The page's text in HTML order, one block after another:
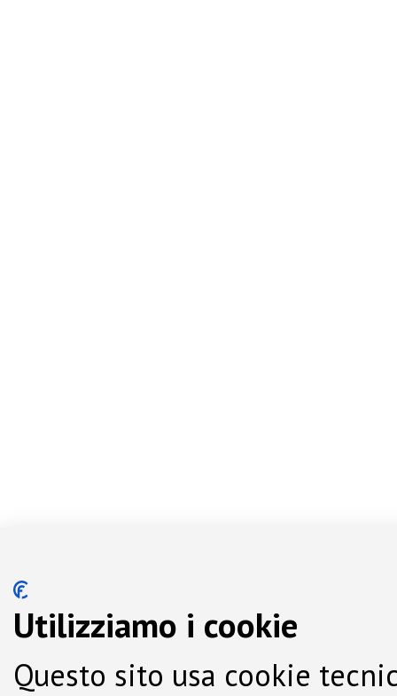
Utilizziamo i cookie
Questo sito usa cookie